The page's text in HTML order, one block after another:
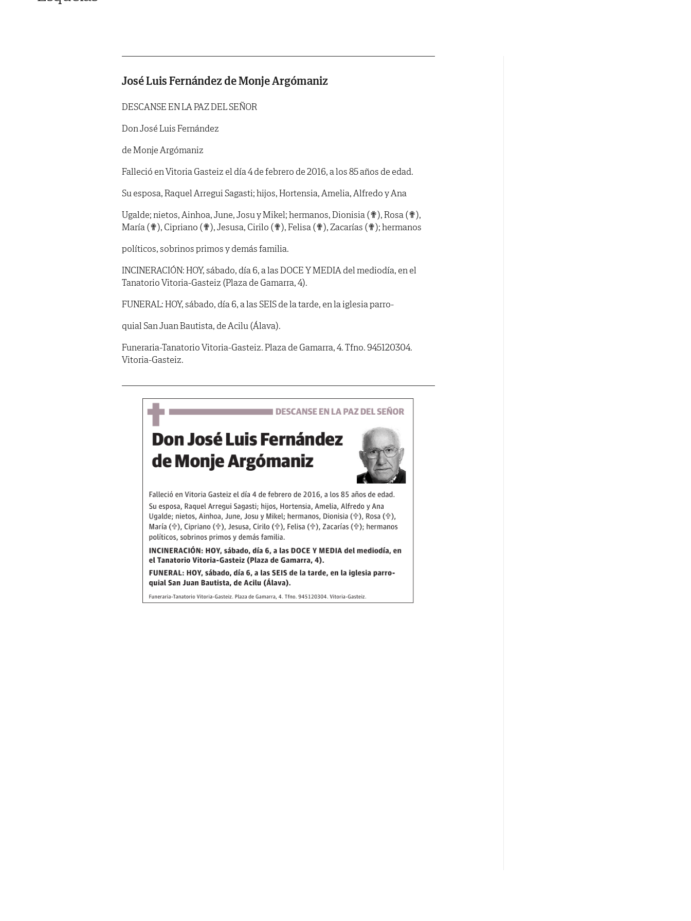
José Luis Fernández de Monje Argómaniz
DESCANSE EN LA PAZ DEL SEÑOR
Don José Luis Fernández
de Monje Argómaniz
Falleció en Vitoria Gasteiz el día 4 de febrero de 2016, a los 85 años de edad.
Su esposa, Raquel Arregui Sagasti; hijos, Hortensia, Amelia, Alfredo y Ana
Ugalde; nietos, Ainhoa, June, Josu y Mikel; hermanos, Dionisia (✟), Rosa (✟),
María (✟), Cipriano (✟), Jesusa, Cirilo (✟), Felisa (✟), Zacarías (✟); hermanos
políticos, sobrinos primos y demás familia.
INCINERACIÓN: HOY, sábado, día 6, a las DOCE Y MEDIA del mediodía, en el
Tanatorio Vitoria-Gasteiz (Plaza de Gamarra, 4).
FUNERAL: HOY, sábado, día 6, a las SEIS de la tarde, en la iglesia parro-
quial San Juan Bautista, de Acilu (Álava).
Funeraria-Tanatorio Vitoria-Gasteiz. Plaza de Gamarra, 4. Tfno. 945120304.
Vitoria-Gasteiz.